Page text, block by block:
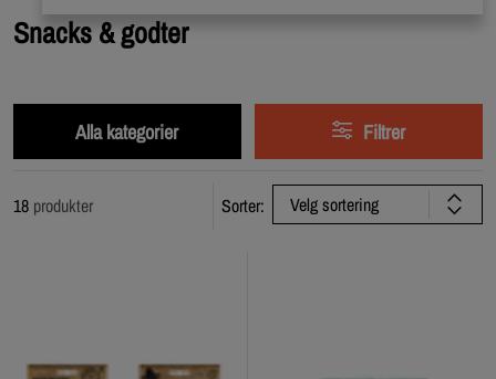
Snacks & godter
Alla kategorier Filtrer
18 produkter Sorter: Velg sortering